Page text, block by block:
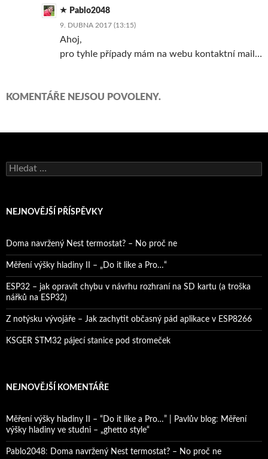
Pablo2048
9. DUBNA 2017 (13:15)
Ahoj,
pro tyhle případy mám na webu kontaktní mail…
KOMENTÁŘE NEJSOU POVOLENY.
Vyhledávání
NEJNOVĚJŠÍ PŘÍSPĚVKY
Doma navržený Nest termostat? – No proč ne
Měření výšky hladiny II – „Do it like a Pro…“
ESP32 – jak opravit chybu v návrhu rozhraní na SD kartu (a troška
nářků na ESP32)
Z notýsku vývojáře – Jak zachytit občasný pád aplikace v ESP8266
KSGER STM32 pájecí stanice pod stromeček
NEJNOVĚJŠÍ KOMENTÁŘE
Měření výšky hladiny II – “Do it like a Pro…” | Pavlův blog: Měření
výšky hladiny ve studni – „ghetto style“
Pablo2048: Doma navržený Nest termostat? – No proč ne